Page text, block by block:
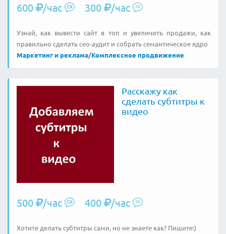
600 /час 300 /час
Узнай, как вывести сайт в топ и увеличить продажи, как
правильно сделать сео-аудит и собрать семантическое ядро
Маркетинг и реклама/Комплексное продвижение
Расскажу как
сделать субтитры к
видео
500 /час 400 /час
Хотите делать субтитры сами, но не знаете как? Пишите:)